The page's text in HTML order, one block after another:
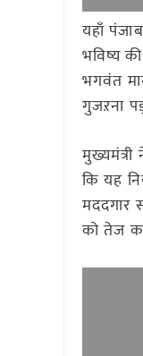
यहाँ
भविष्य
भगवंत
गुजऱना
कि यह
मददगार
को तेज